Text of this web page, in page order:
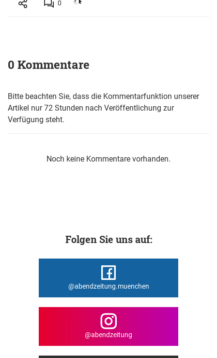
0
0 Kommentare
Bitte beachten Sie, dass die Kommentarfunktion unserer
Artikel nur 72 Stunden nach Veröffentlichung zur
Verfügung steht.
Noch keine Kommentare vorhanden.
Folgen Sie uns auf:
@abendzeitung.muenchen
@abendzeitung